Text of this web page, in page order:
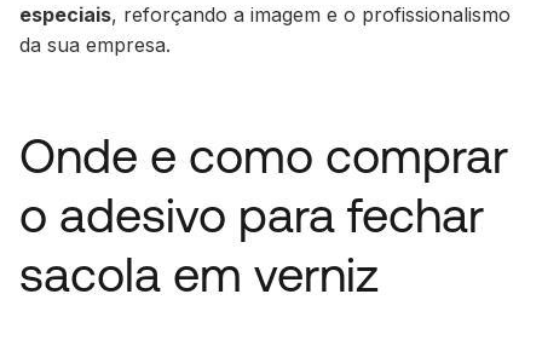
especiais, reforçando a imagem e o profissionalismo
da sua empresa.
Onde e como comprar
o adesivo para fechar
sacola em verniz